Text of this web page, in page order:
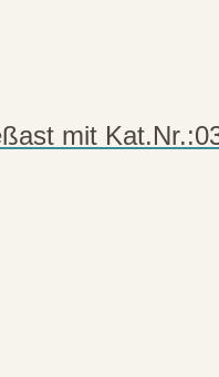
mit